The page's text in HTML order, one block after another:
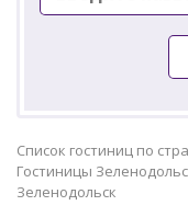
Список гостиниц по
Гостиницы
Зеленодольск